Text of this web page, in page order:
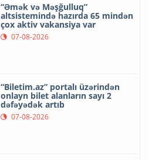
“Əmək və Məşğulluq”
altsistemində hazırda 65 mindən
çox aktiv vakansiya var
07-08-2026
“Biletim.az” portalı üzərindən
onlayn bilet alanların sayı 2
dəfəyədək artıb
07-08-2026